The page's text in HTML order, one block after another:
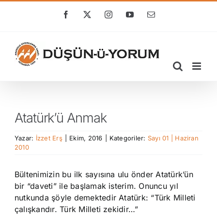
Facebook
X InstagramYouTube
E-
Atatürk’ü Anmak
Yazar: İzzet Erş Ekim, 2016 Kategoriler: Sayı 01 | Haziran
2010
Bültenimizin bu ilk sayısına ulu önder Atatürk’ün
bir “daveti” ile başlamak isterim. Onuncu yıl
nutkunda şöyle demektedir Atatürk: “Türk Milleti
çalışkandır. Türk Milleti zekidir…”